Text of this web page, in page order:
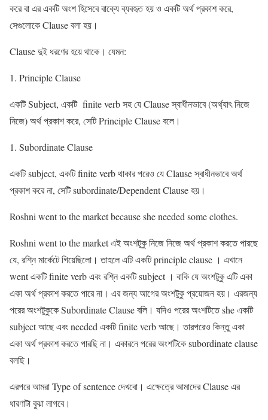
করে বা এর একটি অংশ হিসেবে বাক্যে ব্যবহৃত হয় ও একটি অর্থ প্রকাশ করে,
সেগুলোকে Clause বলা হয়।
Clause দুই ধরণের হয়ে থাকে। যেমন:
Principle Clause
একটি Subject, একটি finite verb সহ যে Clause স্বাধীনভাবে (অর্থ্যাৎ নিজে
নিজে) অর্থ প্রকাশ করে, সেটি Principle Clause বলে।
Subordinate Clause
একটি subject, একটি finite verb থাকার পরেও যে Clause স্বাধীনভাবে অর্থ
প্রকাশ করে না, সেটি subordinate/Dependent Clause হয়।
Roshni went to the market because she needed some clothes.
Roshni went to the market এই অংশটুকু নিজে নিজে অর্থ প্রকাশ করতে পারছে
যে, রশ্নি মার্কেটে গিয়েছিলো। তাহলে এটি একটি principle clause । এখানে
went একটি finite verb এবং রশ্নি একটি subject । বাকি যে অংশটুকু এটি একা
একা অর্থ প্রকাশ করতে পারে না। এর জন্য আগের অংশটুকু প্রয়োজন হয়। এরজন্য
পরের অংশটুকুকে Subordinate Clause বলি। যদিও পরের অংশটিতে she একটি
‍subject আছে এবং needed একটি finite verb আছে। তারপরেও কিন্তু একা
একা অর্থ প্রকাশ করতে পারছি না। একারনে পরের অংশটিকে subordinate clause
বলছি।
এরপরে আমরা Type of sentence দেখবো। এক্ষেত্রে আমাদের Clause এর
ধারণাটা বুঝা লাগবে।